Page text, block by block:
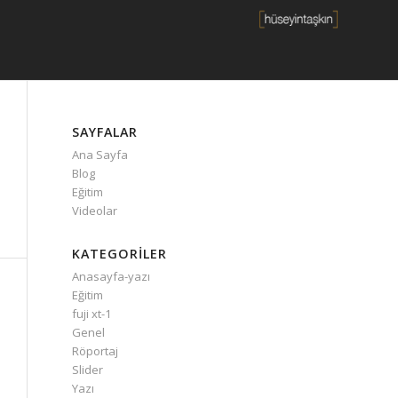
SAYFALAR
Ana Sayfa
Blog
Eğitim
Videolar
KATEGORILER
Anasayfa-yazı
Eğitim
fuji xt-1
Genel
Röportaj
Slider
Yazı